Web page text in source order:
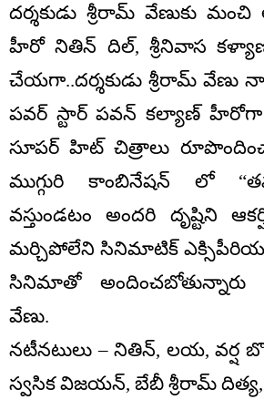
దర్శకుడు శ్రీరామ్ వేణుకు
హీరో నితిన్ దిల్, శ్రీనివాస
చేయగా..దర్శకుడు శ్రీరామ్ వేణు
పవర్ స్టార్ పవన్ కల్యాణ్
సూపర్ హిట్ చిత్రాలు
ముగ్గురి కాంబినేషన్ లో
వస్తుండటం అందరి దృష్టిని
మర్చిపోలేని సినిమాటిక్
సినిమాతో అందించబోతున్నారు
వేణు.
నటీనటులు – నితిన్, లయ, వర్ష
స్వసిక విజయన్, బేబీ శ్రీరామ్ దిత్య,